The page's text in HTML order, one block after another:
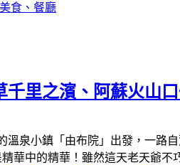
食、餐廳
千里之濱、阿蘇火山
溫泉小鎮「由布院」出發，一路
華中的精華！雖然這天老天爺